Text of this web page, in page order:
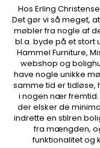
Hos Erling
Det gør vi så meget,
møbler fra nogle af
bl.a. byde på et stort
Hammel Furniture,
webshop og
have nogle unikke
samme tid er tidløse,
i nogen nær fremtid.
der elsker de
indrette en stilren
fra mængden,
funktionalitet og